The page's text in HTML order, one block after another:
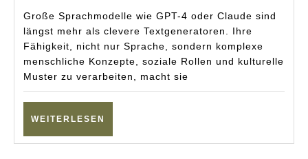
simuliert:
Chancen
und
Grenzen
Große Sprachmodelle wie GPT-4 oder Claude sind
längst mehr als clevere Textgeneratoren. Ihre
Fähigkeit, nicht nur Sprache, sondern komplexe
menschliche Konzepte, soziale Rollen und kulturelle
Muster zu verarbeiten, macht sie
WEITERLESEN